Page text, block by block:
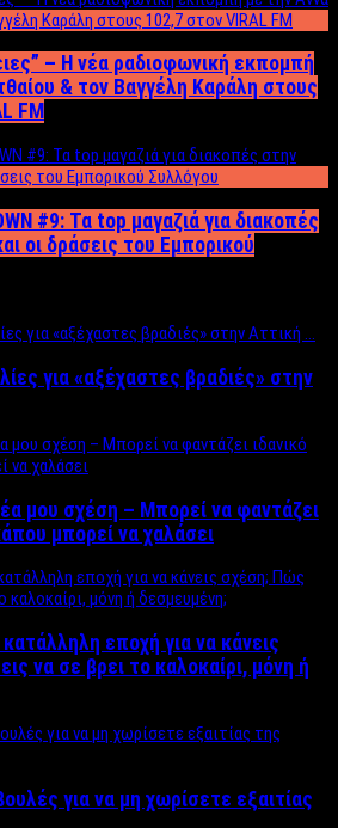
– Η νέα ραδιοφωνική εκπομπή
& τον Βαγγέλη Καράλη στους
FM
#9: Τα top μαγαζιά για διακοπές
οι δράσεις του Εμπορικού
για «αξέχαστες βραδιές» στην
μου σχέση – Μπορεί να φαντάζει
μπορεί να χαλάσει
κατάλληλη εποχή για να κάνεις
να σε βρει το καλοκαίρι, μόνη ή
για να μη χωρίσετε εξαιτίας